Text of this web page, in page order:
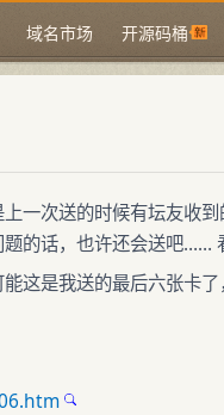
域名市场 开源码桶
一次送的时候有坛友收
的话，也许还会送吧……
这是我送的最后六张卡